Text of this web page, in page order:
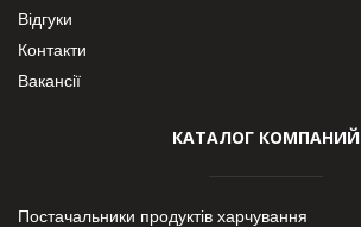
Відгуки
Контакти
Вакансії
КАТАЛОГ КОМПАНИЙ
Постачальники продуктів харчування